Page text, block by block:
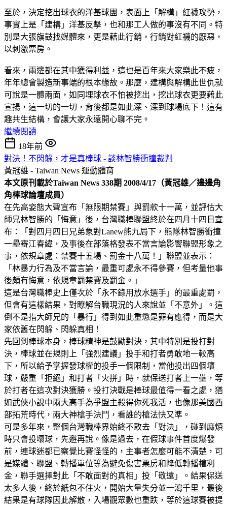
至於，決定挖出球衣的洋基球團，表面上「解構」紅襪攻勢，
事實上是「建構」洋基反擊，也和那工人做的事沒有不同。特
別是大張旗鼓找媒體來，更是藉此行銷，行銷對紅襪的厭惡，
以刺激票房。
看來，兩邊都在其中獲得利益，這也是百年來大家樂此不疲，
年年總會製造新事端的根本緣故。那麼，建構與解構此世仇就
可說是一體兩面，如同埋球衣不怕被挖出，挖出球衣更要藉此
宣揚，這一切的一切，背後都是如此深、深到球場底下！這有
趣共生結構，會讓大家永遠開心聊不完。
繼續閱讀
18年前
對決！不閃躲，才是真棒球 - 談林智勝衝撞裁判
黃冠雄 - Taiwan News 運動體育
本文原刊載於Taiwan News 338期 2008/4/17（黃冠雄／邊邊角
角棒球論壇成員）
在先高姿態大聲宣布「無限期禁賽」與罰款十一萬，並評估大
師兄林智勝的「悔意」後，台灣職棒聯盟終於在四月十四日宣
布：「對四月四日兄弟象對Lanew熊九局下，熊隊林智勝衝撞
一壘審江春緯，及事後在部落格發表不當言論影響聯盟形象之
事，依規章處：禁賽十五場、罰金十八萬！」聯盟並表示：
「林暴力行為及不當言論，最重可處永不得參賽，但考量他事
後頗有悔意，依規章罰禁賽及罰金。」
這是台灣職棒史上僅次於「永不錄用放水選手」的最重處罰，
但會有這樣結果，對瞭解台職現況的人來說並「不意外」。這
倒不是指大師兄的「暴行」得到如此重懲是罪有應得，而是大
家依舊在閃躲、閃躲真相！
先回到棒球本身，棒球精神是鼓勵對決，其中特別是投打對
決，棒球並在規則上「強烈建議」投手和打者勇敢地一較高
下，所以給予掌握發球權的投手一個限制，當他投出四個壞
球，嚴重「拒絕」和打者「火拼」時，就保送打者上一壘，等
於打者在這次對決獲勝。投打決戰是棒球最值得一看之處，猶
如武俠小說中兩大高手為爭盟主殺得你死我活，也像那美國西
部拓荒時代，兩大神槍手決鬥，看誰的槍法快又準。
可是多年來，整個台灣職棒界始終不敢去「對決」，碰到麻煩
時只會投壞球，先避再說。像是過去，在假球事件首度爆發
前，連球迷都已察覺比賽怪怪的，主事者怎麼可能不清楚，可
是媒體、聯盟、轉播單位等為避免傷害票房和降低轉播權利
金，聯手選擇對此「不敢面對的真相」投「敬遠」。結果保送
太多人後，終於紙包不住火，開始大量失分並一瀉千里，最後
結果是有球隊因此解散，入場觀眾數也重跌，等於這球賽被提